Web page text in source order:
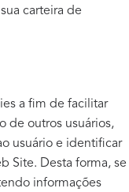
carteira de
a fim de facilitar
de outros usuários,
usuário e identificar
Site. Desta forma, se
informações